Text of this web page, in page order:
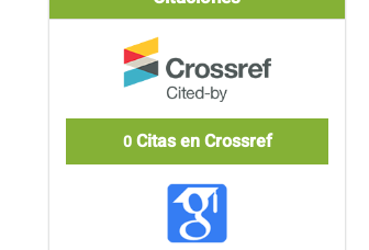
0Citas en Crossref